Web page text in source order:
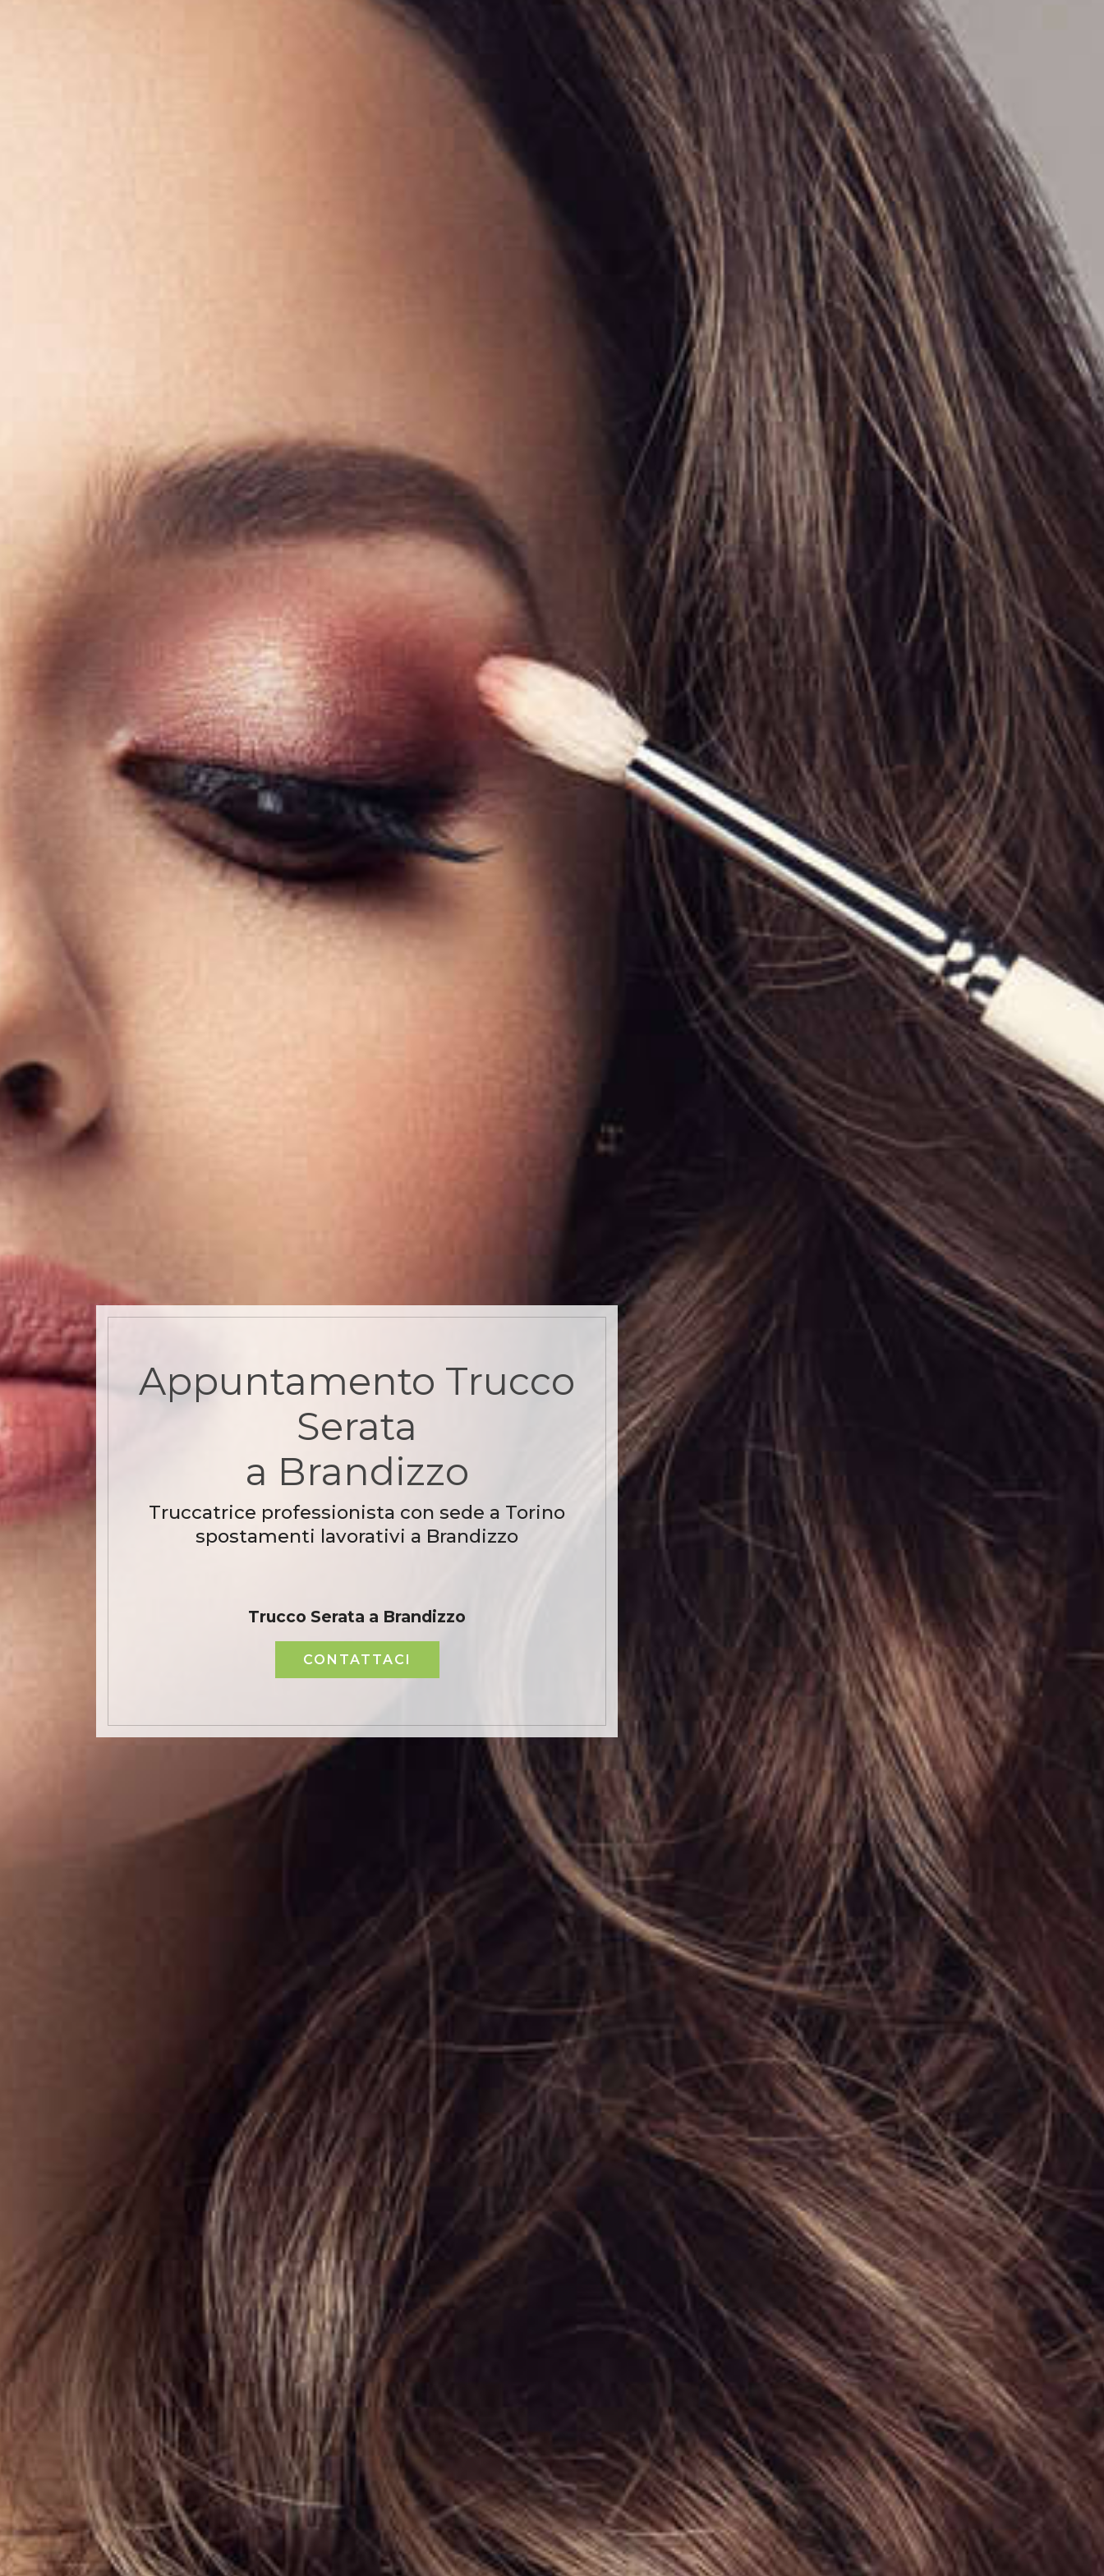
Appuntamento Trucco
Serata
a Brandizzo
Truccatrice professionista con sede a Torino
spostamenti lavorativi a Brandizzo
Trucco Serata a Brandizzo
CONTATTACI